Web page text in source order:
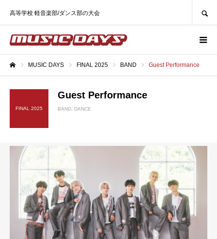
高等学校 軽音楽部/ダンス部の大会
MUSIC DAYS FINAL 2025 BAND Guest Performance
FINAL 2025
Guest Performance
BAND DANCE